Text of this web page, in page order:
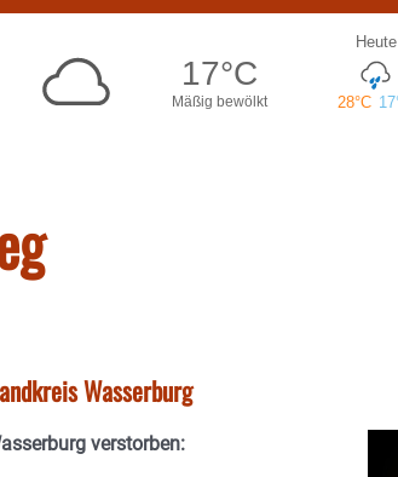
Wasserburg
verstorben: